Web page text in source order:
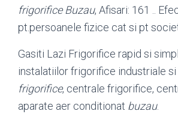
frigorifice Buzau, Afisari: 161 ..
pt.persoanele fizice cat si pt
Gasiti Lazi Frigorifice rapid si
instalatiilor frigorifice industriale
frigorifice, centrale frigorifice,
aparate aer conditionat buzau.